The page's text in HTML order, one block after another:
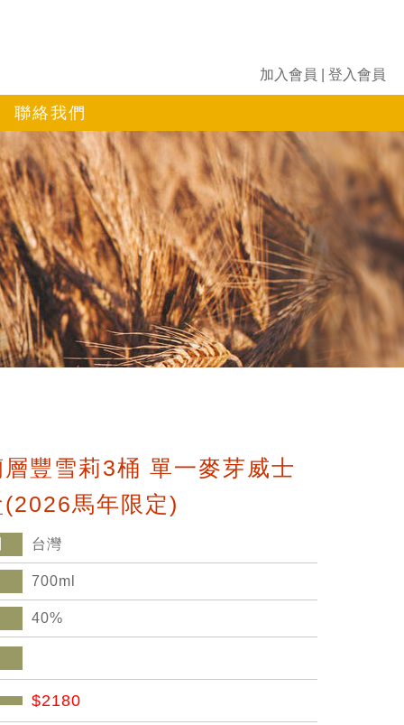
加入會員 登入會員
聯絡我們
豐雪莉3桶 單一麥芽威士
(2026馬年限定)
台灣
700ml
40%
$2180